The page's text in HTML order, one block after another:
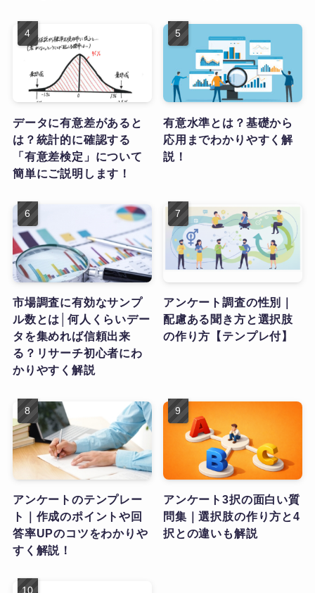
データに有意差があると
は？統計的に確認する
「有意差検定」について
簡単にご説明します！
有意水準とは？基礎から
応用までわかりやすく解
説！
市場調査に有効なサンプ
ル数とは│何人くらいデー
タを集めれば信頼出来
る？リサーチ初心者にわ
かりやすく解説
アンケート調査の性別｜
配慮ある聞き方と選択肢
の作り方【テンプレ付】
アンケートのテンプレー
ト｜作成のポイントや回
答率UPのコツをわかりや
すく解説！
アンケート3択の面白い質
問集｜選択肢の作り方と4
択との違いも解説